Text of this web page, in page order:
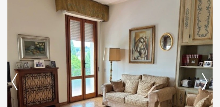
cucina con camino separata dalla sala, sala e
bagno; tramite la scala interna in pietra salendo al
primo piano, troviamo disimpegno di oltre 16 mq,
3 camere e secondo servizio. Dal disimpeg. . .
Ti interessa?
Contatta
--------------------
Vedi tutti i dettagli